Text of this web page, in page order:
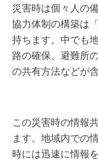
災害時は個々人の
協力体制の構築は
持ちます。中でも
路の確保、避難所
の共有方法などが
この災害時の情報
ます。地域内での
時には迅速に情報